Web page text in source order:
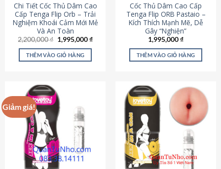
Chi Tiết Cốc Thủ Dâm Cao
Cấp Tenga Flip Orb – Trải
Nghiệm Khoái Cảm Mới Mẻ
Và An Toàn
2,200,000₫ Giá
gốc
là:
2,200,000 ₫.
1,995,000₫Giá
THÊM VÀO GIỎ HÀNG
Cốc Thủ Dâm Cao Cấp
Tenga Flip ORB Pastaio –
Kích Thích Mạnh Mẽ, Dễ
Gây “Nghiện”
1,995,000₫
THÊM VÀO GIỎ HÀNG
Giảm giá!